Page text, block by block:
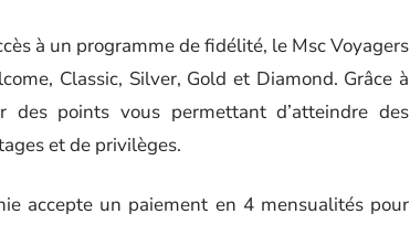
à un programme de fidélité, le Msc Voyagers
Classic, Silver, Gold et Diamond. Grâce à
points vous permettant d’atteindre des
et de privilèges.
accepte un paiement en 4 mensualités pour